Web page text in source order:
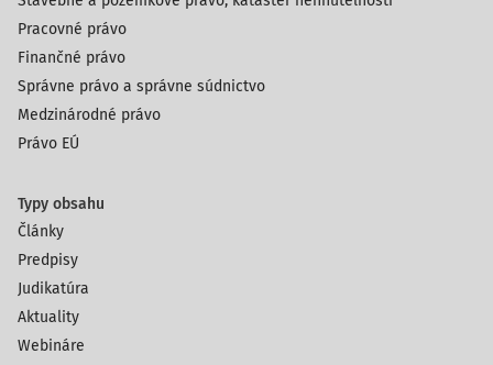
Pracovné právo
Finančné právo
Správne právo a správne súdnictvo
Medzinárodné právo
Právo EÚ
Typy obsahu
Články
Predpisy
Judikatúra
Aktuality
Webináre